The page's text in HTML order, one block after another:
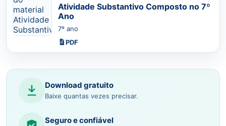
Atividade Substantivo Composto no 7º
Ano
7º ano
PDF
Download gratuito
Baixe quantas vezes precisar.
Seguro e confiável